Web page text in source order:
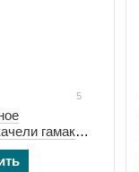
5
гамак
120 кг